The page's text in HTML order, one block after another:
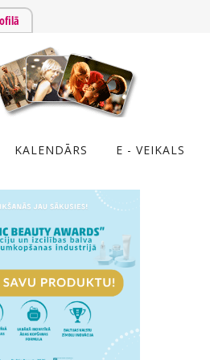
KALENDĀRS E - VEIKALS